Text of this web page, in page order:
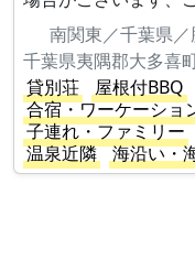
南関東／千葉県
千葉県夷隅郡大多喜
貸別荘
屋根付BBQ
合宿・ワーケーショ
子連れ・ファミリー
温泉近隣
海沿い・